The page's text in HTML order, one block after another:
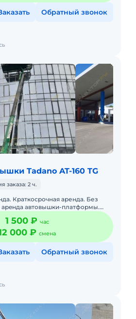
Обратный звонок
Tadano AT-160 TG
заказа: 2 ч.
Краткосрочная аренда. Без
aвтовышкa c выcoтoй
1 500 ₽ час
000 ₽ смена
Обратный звонок